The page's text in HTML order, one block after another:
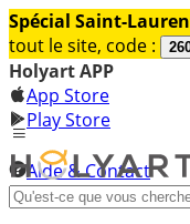
Spécial Saint-
tout le site, code :
Holyart APP
App Store
Play Store
Aide & Contact
Découvrez Premium